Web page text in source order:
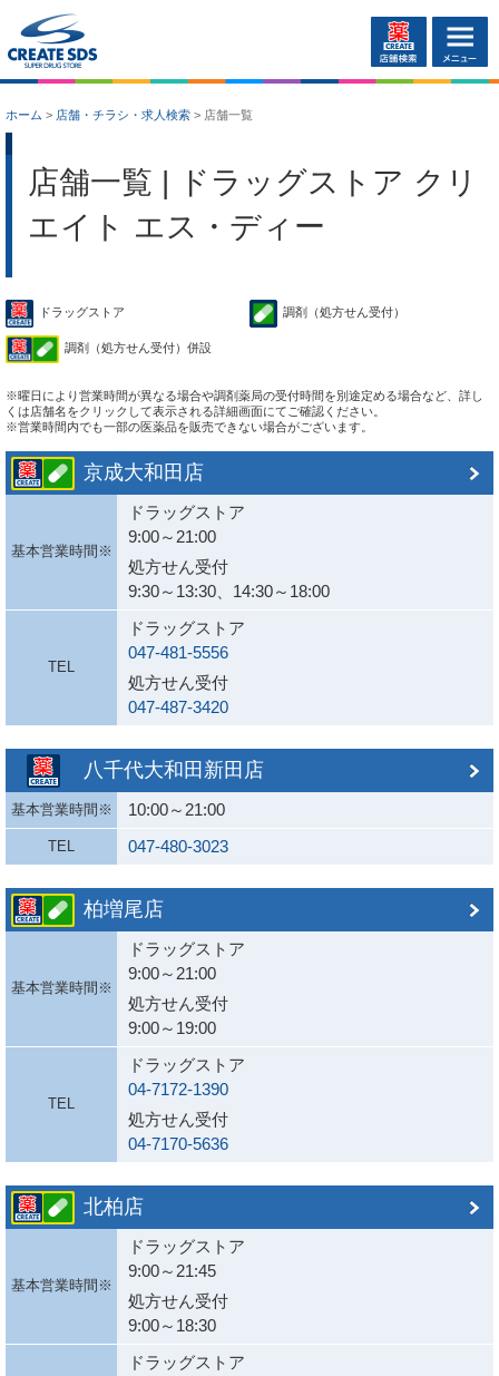
ホーム > 店舗・チラシ・求人検索 > 店舗一覧
店舗一覧 | ドラッグストア クリ
エイト エス・ディー
ドラッグストア 調剤（処方せん受付）
調剤（処方せん受付）併設
※曜日により営業時間が異なる場合や調剤薬局の受付時間を別途定める場合など、詳し
くは店舗名をクリックして表示される詳細画面にてご確認ください。
※営業時間内でも一部の医薬品を販売できない場合がございます。
京成大和田店
基本営業時間※
ドラッグストア
9:00～21:00
処方せん受付
9:30～13:30、14:30～18:00
TEL
ドラッグストア
047-481-5556
処方せん受付
047-487-3420
八千代大和田新田店
基本営業時間※ 10:00～21:00
TEL 047-480-3023
柏増尾店
基本営業時間※
ドラッグストア
9:00～21:00
処方せん受付
9:00～19:00
TEL
ドラッグストア
04-7172-1390
処方せん受付
04-7170-5636
北柏店
基本営業時間※
ドラッグストア
9:00～21:45
処方せん受付
9:00～18:30
ドラッグストア